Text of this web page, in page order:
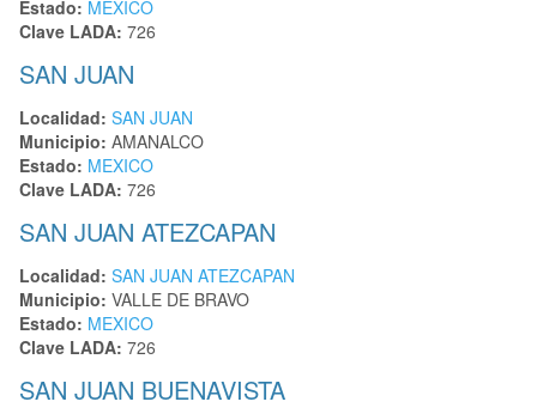
Estado: MEXICO
Clave LADA: 726
SAN JUAN
Localidad: SAN JUAN
Municipio: AMANALCO
Estado: MEXICO
Clave LADA: 726
SAN JUAN ATEZCAPAN
Localidad: SAN JUAN ATEZCAPAN
Municipio: VALLE DE BRAVO
Estado: MEXICO
Clave LADA: 726
SAN JUAN BUENAVISTA